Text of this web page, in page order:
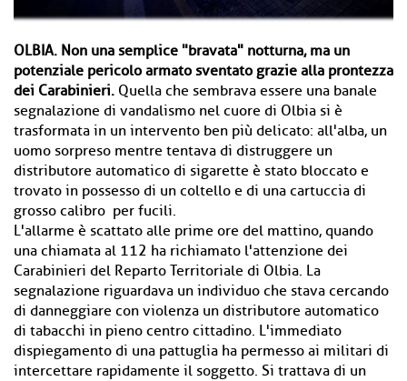
OLBIA. Non una semplice "bravata" notturna, ma un
potenziale pericolo armato sventato grazie alla prontezza
dei Carabinieri. Quella che sembrava essere una banale
segnalazione di vandalismo nel cuore di Olbia si è
trasformata in un intervento ben più delicato: all'alba, un
uomo sorpreso mentre tentava di distruggere un
distributore automatico di sigarette è stato bloccato e
trovato in possesso di un coltello e di una cartuccia di
grosso calibro per fucili.
L'allarme è scattato alle prime ore del mattino, quando
una chiamata al 112 ha richiamato l'attenzione dei
Carabinieri del Reparto Territoriale di Olbia. La
segnalazione riguardava un individuo che stava cercando
di danneggiare con violenza un distributore automatico
di tabacchi in pieno centro cittadino. L'immediato
dispiegamento di una pattuglia ha permesso ai militari di
intercettare rapidamente il soggetto. Si trattava di un